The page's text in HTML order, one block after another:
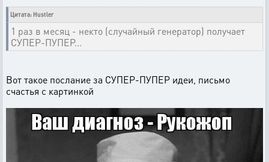
Цитата: Hustler
1 раз в месяц - некто (случайный генератор) получает
СУПЕР-ПУПЕР...
Вот такое послание за СУПЕР-ПУПЕР идеи, письмо
счастья с картинкой